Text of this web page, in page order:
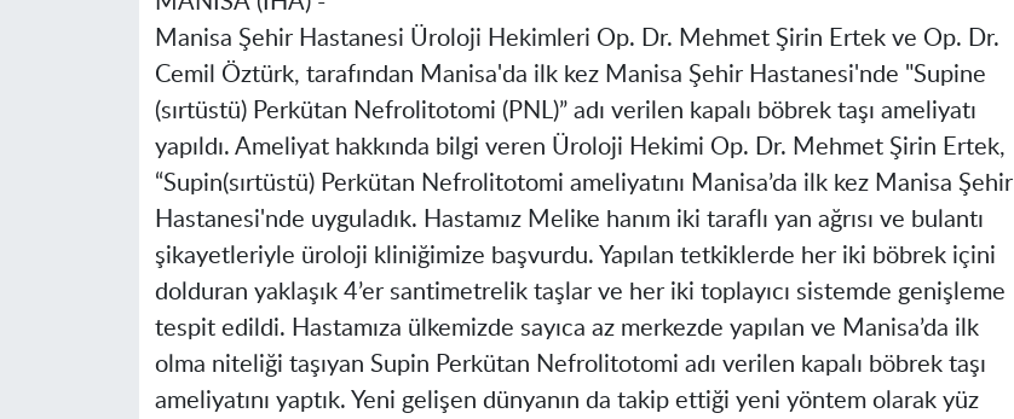
Manisa Şehir Hastanesi Üroloji Hekimleri Op. Dr. Mehmet Şirin Ertek ve Op. Dr.
Cemil Öztürk, tarafından Manisa'da ilk kez Manisa Şehir Hastanesi'nde "Supine
(sırtüstü) Perkütan Nefrolitotomi (PNL)” adı verilen kapalı böbrek taşı ameliyatı
yapıldı. Ameliyat hakkında bilgi veren Üroloji Hekimi Op. Dr. Mehmet Şirin Ertek,
“Supin(sırtüstü) Perkütan Nefrolitotomi ameliyatını Manisa’da ilk kez Manisa Şehir
Hastanesi'nde uyguladık. Hastamız Melike hanım iki taraflı yan ağrısı ve bulantı
şikayetleriyle üroloji kliniğimize başvurdu. Yapılan tetkiklerde her iki böbrek içini
dolduran yaklaşık 4’er santimetrelik taşlar ve her iki toplayıcı sistemde genişleme
tespit edildi. Hastamıza ülkemizde sayıca az merkezde yapılan ve Manisa’da ilk
olma niteliği taşıyan Supin Perkütan Nefrolitotomi adı verilen kapalı böbrek taşı
ameliyatını yaptık. Yeni gelişen dünyanın da takip ettiği yeni yöntem olarak yüz